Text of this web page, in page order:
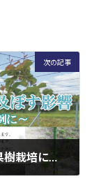
次の記事
福島フォーラム「各種災害が果樹栽培に及ぼす影響～水害や原子力災害を例に～」をYouTubeに公開しました